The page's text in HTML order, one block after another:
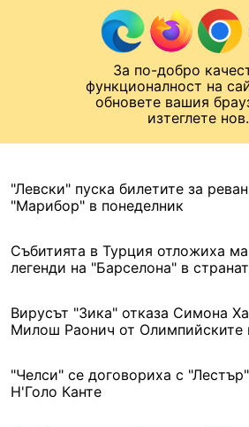
За по-добро
функционалност на
обновете вашия
изтеглете нов.
Към съдържанието
Лига на Конференциите
"Левски" пуска билетите за
"Марибор" в понеделник
Събитията в Турция отложиха
легенди на "Барселона" в
Вирусът "Зика" отказа Симона
Милош Раонич от Олимпийските
"Челси" се договориха с
Н'Голо Канте